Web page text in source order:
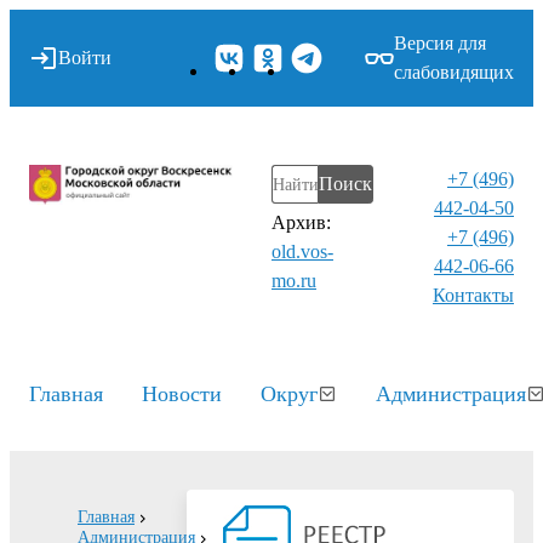
Войти
Версия для
слабовидящих
Поиск
Архив:
old.vos-
mo.ru
+7 (496)
442-04-50
+7 (496)
442-06-66
Контакты⁠
Главная Новости Округ Администрация
Главная
Администрация